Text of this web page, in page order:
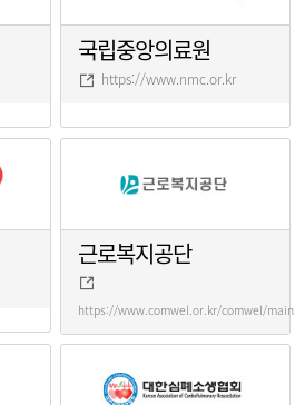
국립중앙의료원
https://www.nmc.or.kr
근로복지공단
https://www.comwel.or.kr/comwel/